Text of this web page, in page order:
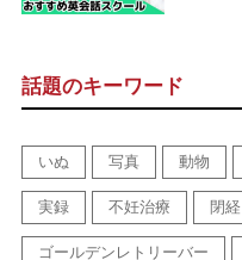
話題のキーワード
いぬ 写真 動物
実録 不妊治療 閉経
ゴールデンレトリーバー